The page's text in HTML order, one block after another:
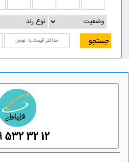
532 32 12